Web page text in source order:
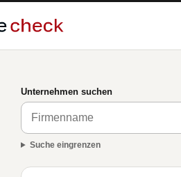
Unternehmen suchen
Suche eingrenzen